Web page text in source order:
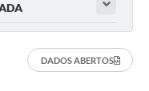
DADOS ABERTOS